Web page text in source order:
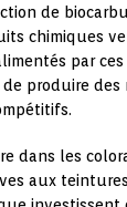
de
chimiques
par ces
produire des
dans les
aux